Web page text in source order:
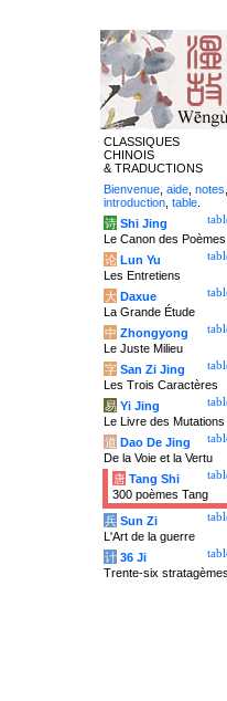
CLASSIQUES
CHINOIS
& TRADUCTIONS
Bienvenue aide notes
introduction table
诗 Shi Jing
Le Canon des Poèmes
论 Lun Yu
Les Entretiens
大 Daxue
La Grande Étude
中 Zhongyong
Le Juste Milieu
字 San Zi Jing
Les Trois Caractères
易 Yi Jing
Le Livre des Mutations
道 Dao De Jing
De la Voie et la Vertu
唐 Tang Shi
300 poèmes Tang
兵 Sun Zi
L'Art de la guerre
计 36 Ji
Trente-six stratagèmes